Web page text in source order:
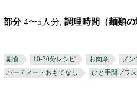
部分 4〜5人分, 調理時間（麺類の
副食 10-30分レシピ お肉系 ノ
パーティー・おもてなし
ひと手間プラス